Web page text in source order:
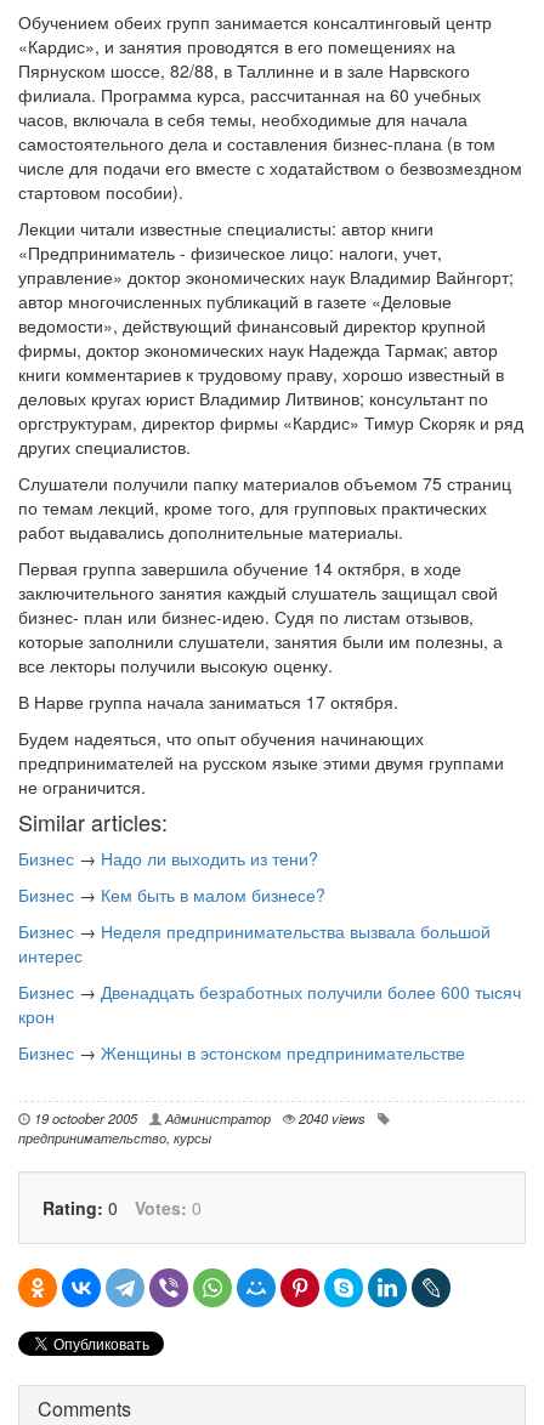
Обучением обеих групп занимается консалтинговый центр
«Кардис», и занятия проводятся в его помещениях на
Пярнуском шоссе, 82/88, в Таллинне и в зале Нарвского
филиала. Программа курса, рассчитанная на 60 учебных
часов, включала в себя темы, необходимые для начала
самостоятельного дела и составления бизнес-плана (в том
числе для подачи его вместе с ходатайством о безвозмездном
стартовом пособии).
Лекции читали известные специалисты: автор книги
«Предприниматель - физическое лицо: налоги, учет,
управление» доктор экономических наук Владимир Вайнгорт;
автор многочисленных публикаций в газете «Деловые
ведомости», действующий финансовый директор крупной
фирмы, доктор экономических наук Надежда Тармак; автор
книги комментариев к трудовому праву, хорошо известный в
деловых кругах юрист Владимир Литвинов; консультант по
оргструктурам, директор фирмы «Кардис» Тимур Скоряк и ряд
других специалистов.
Слушатели получили папку материалов объемом 75 страниц
по темам лекций, кроме того, для групповых практических
работ выдавались дополнительные материалы.
Первая группа завершила обучение 14 октября, в ходе
заключительного занятия каждый слушатель защищал свой
бизнес- план или бизнес-идею. Судя по листам отзывов,
которые заполнили слушатели, занятия были им полезны, а
все лекторы получили высокую оценку.
В Нарве группа начала заниматься 17 октября.
Будем надеяться, что опыт обучения начинающих
предпринимателей на русском языке этими двумя группами
не ограничится.
Similar articles:
Бизнес → Надо ли выходить из тени?
Бизнес → Кем быть в малом бизнесе?
Бизнес → Неделя предпринимательства вызвала большой
интерес
Бизнес → Двенадцать безработных получили более 600 тысяч
крон
Бизнес → Женщины в эстонском предпринимательстве
19 octoober 2005 Администратор
2040 views
предпринимательство, курсы
Rating: 0 Votes: 0
Comments